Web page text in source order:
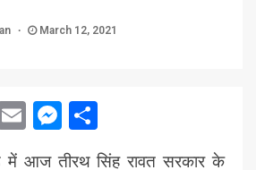
March 12, 2021
EmailMessenger
में आज तीरथ सिंह रावत सरकार के